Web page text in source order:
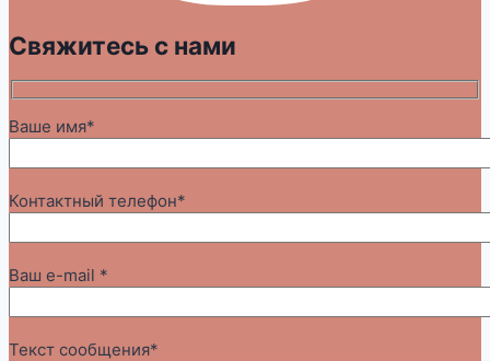
Свяжитесь с нами
Ваше имя*
Контактный телефон*
Ваш e-mail *
Текст сообщения*